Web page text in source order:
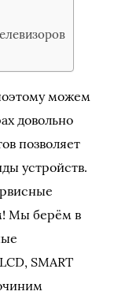
можем
довольно
позволяет
устройств.
Мы берём в
SMART